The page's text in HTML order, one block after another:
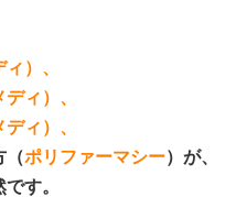
）、
ィ）、
ィ）、
（ポリファーマシー）が、
す。